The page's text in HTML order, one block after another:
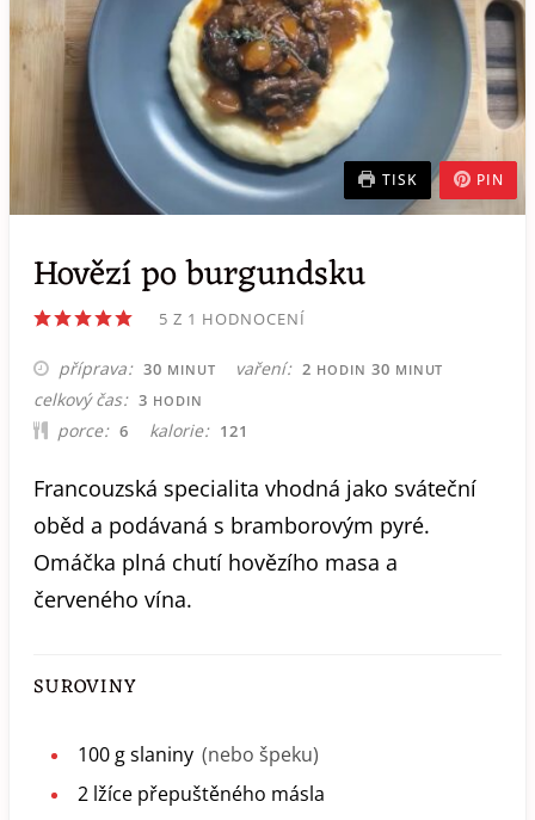
TISK PIN
Hovězí po burgundsku
5 Z 1 HODNOCENÍ
příprava 30 MINUT
MINUT vaření 2 HODIN
HODIN 30MINUT
MINUT
celkový čas 3 HODIN
HODIN
porce 6 kalorie 121
Francouzská specialita vhodná jako sváteční
oběd a podávaná s bramborovým pyré.
Omáčka plná chutí hovězího masa a
červeného vína.
SUROVINY
100 gslaniny (nebo špeku)
2 lžíce přepuštěného másla